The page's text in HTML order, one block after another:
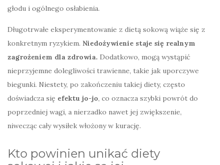
głodu i ogólnego osłabienia.
Długotrwałe eksperymentowanie z dietą sokową wiąże się z
konkretnym ryzykiem. Niedożywienie staje się realnym
zagrożeniem dla zdrowia. Dodatkowo, mogą wystąpić
nieprzyjemne dolegliwości trawienne, takie jak uporczywe
biegunki. Niestety, po zakończeniu takiej diety, często
doświadcza się efektu jo-jo, co oznacza szybki powrót do
poprzedniej wagi, a nierzadko nawet jej zwiększenie,
niwecząc cały wysiłek włożony w kurację.
Kto powinien unikać diety